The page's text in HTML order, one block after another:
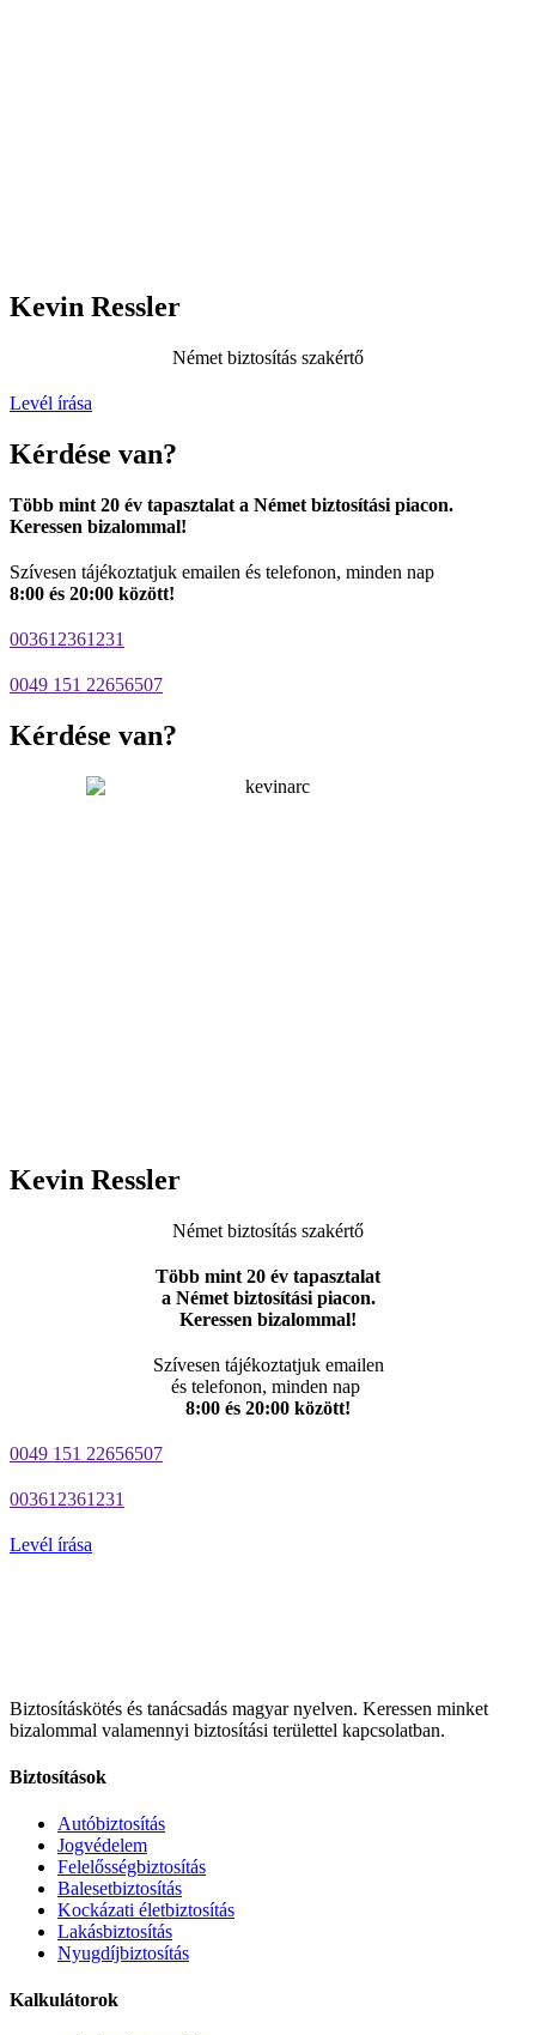
Kevin Ressler
Német biztosítás szakértő
Levél írása
Kérdése van?
Több mint 20 év tapasztalat a Német biztosítási piacon.
Keressen bizalommal!
Szívesen tájékoztatjuk emailen és telefonon, minden nap
8:00 és 20:00 között!
003612361231
0049 151 22656507
Kérdése van?
Kevin Ressler
Német biztosítás szakértő
Több mint 20 év tapasztalat
a Német biztosítási piacon.
Keressen bizalommal!
Szívesen tájékoztatjuk emailen
és telefonon, minden nap
8:00 és 20:00 között!
0049 151 22656507
003612361231
Levél írása
Biztosításkötés és tanácsadás magyar nyelven. Keressen minket
bizalommal valamennyi biztosítási területtel kapcsolatban.
Biztosítások
Autóbiztosítás
Jogvédelem
Felelősségbiztosítás
Balesetbiztosítás
Kockázati életbiztosítás
Lakásbiztosítás
Nyugdíjbiztosítás
Kalkulátorok